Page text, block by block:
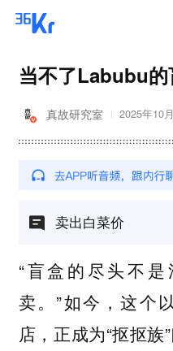
当不了Labubu
真故研究室 2025年10
卖出白菜价
“盲盒的尽头不
卖。”如今，这个
店，正成为“抠抠